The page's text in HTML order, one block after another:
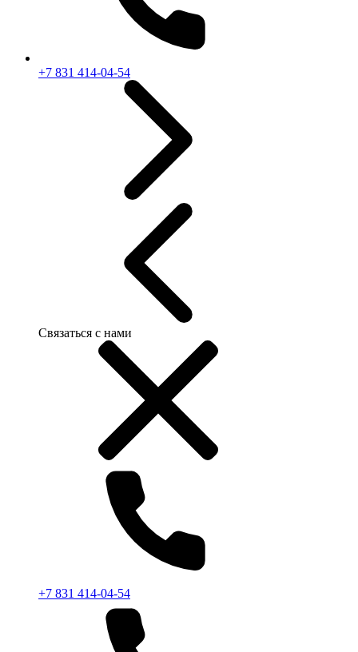
+7 831 414-04-54
Связаться с нами
+7 831 414-04-54